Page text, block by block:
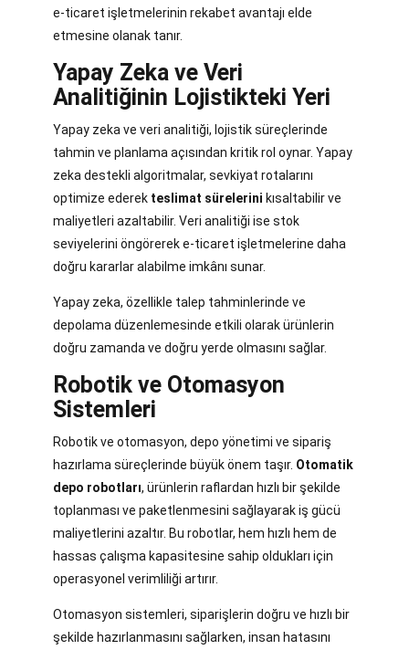
e-ticaret işletmelerinin rekabet avantajı elde
etmesine olanak tanır.
Yapay Zeka ve Veri
Analitiğinin Lojistikteki Yeri
Yapay zeka ve veri analitiği, lojistik süreçlerinde
tahmin ve planlama açısından kritik rol oynar. Yapay
zeka destekli algoritmalar, sevkiyat rotalarını
optimize ederek teslimat sürelerini kısaltabilir ve
maliyetleri azaltabilir. Veri analitiği ise stok
seviyelerini öngörerek e-ticaret işletmelerine daha
doğru kararlar alabilme imkânı sunar.
Yapay zeka, özellikle talep tahminlerinde ve
depolama düzenlemesinde etkili olarak ürünlerin
doğru zamanda ve doğru yerde olmasını sağlar.
Robotik ve Otomasyon
Sistemleri
Robotik ve otomasyon, depo yönetimi ve sipariş
hazırlama süreçlerinde büyük önem taşır. Otomatik
depo robotları, ürünlerin raflardan hızlı bir şekilde
toplanması ve paketlenmesini sağlayarak iş gücü
maliyetlerini azaltır. Bu robotlar, hem hızlı hem de
hassas çalışma kapasitesine sahip oldukları için
operasyonel verimliliği artırır.
Otomasyon sistemleri, siparişlerin doğru ve hızlı bir
şekilde hazırlanmasını sağlarken, insan hatasını